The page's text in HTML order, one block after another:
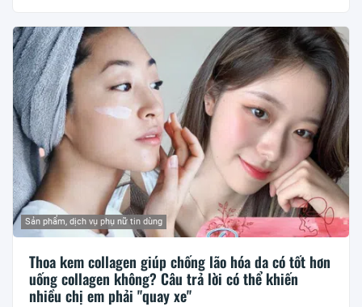
Sản phẩm, dịch vụ phụ nữ tin dùng
Thoa kem collagen giúp chống lão hóa da có tốt hơn
uống collagen không? Câu trả lời có thể khiến
nhiều chị em phải "quay xe"